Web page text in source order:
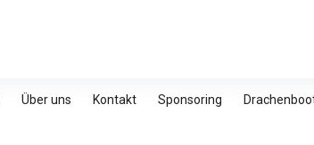
Über uns Kontakt Sponsoring